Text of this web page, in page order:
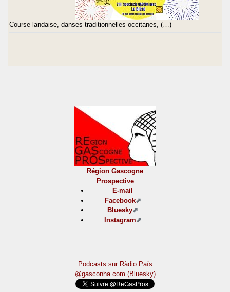
Course landaise, danses traditionnelles occitanes, (…)
Région Gascogne
Prospective
E-mail
Facebook
Bluesky
Instagram
Podcasts sur Ràdio País
@gasconha.com (Bluesky)